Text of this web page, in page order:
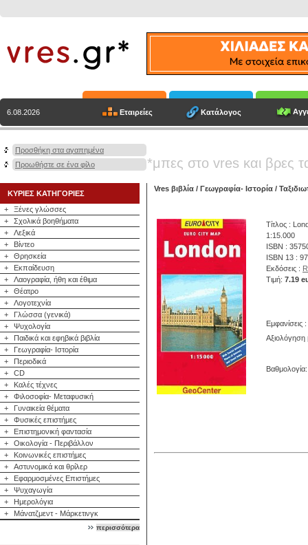
6.08.2026 Εταιρείες Κατάλογος
Προσθήκη στα αγαπημένα
Προωθήστε σε ένα φίλο
*μπες στο vres και βρες
ΚΥΡΙΕΣ ΚΑΤΗΓΟΡΙΕΣ
+
Ξένες γλώσσες
+
Σχολικά βοηθήματα
+
Λεξικά
+
Βίντεο
+
Θρησκεία
+
Εκπαίδευση
+
Λαογραφία, ήθη και έθιμα
+
Θέατρο
+
Λογοτεχνία
+
Γλώσσα (γενικά)
+
Ψυχολογία
+
Παιδικά και εφηβικά βιβλία
+
Γεωγραφία- Ιστορία
+
Περιοδικά
+
CD
+
Καλές τέχνες
+
Φιλοσοφία- Μεταφυσική
+
Γυναικεία θέματα
+
Φυσικές επιστήμες
+
Επιστημονική φαντασία
+
Οικολογία - Περιβάλλον
+
Κοινωνικές επιστήμες
+
Αστυνομικά και θρίλερ
+
Εφαρμοσμένες Επιστήμες
+
Ψυχαγωγία
+
Ημερολόγια
+
Μάνατζμεντ - Μάρκετινγκ
περισσότερα
Vres βιβλία / Γεωγραφία- Ιστορία /
Τίτλος :
1:15.000
ISBN :
ISBN 13 :
Εκδόσεις :
Τιμή: 7.19
Εμφανίσεις
Αξιολόγηση